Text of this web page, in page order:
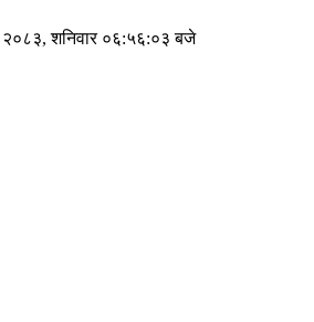
शनिवार ०६:५६:०४ बजे